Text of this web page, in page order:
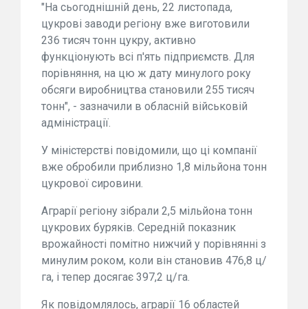
"На сьогоднішній день, 22 листопада,
цукрові заводи регіону вже виготовили
236 тисяч тонн цукру, активно
функціонують всі п'ять підприємств. Для
порівняння, на цю ж дату минулого року
обсяги виробництва становили 255 тисяч
тонн", - зазначили в обласній військовій
адміністрації.
У міністерстві повідомили, що ці компанії
вже обробили приблизно 1,8 мільйона тонн
цукрової сировини.
Аграрії регіону зібрали 2,5 мільйона тонн
цукрових буряків. Середній показник
врожайності помітно нижчий у порівнянні з
минулим роком, коли він становив 476,8 ц/
га, і тепер досягає 397,2 ц/га.
Як повідомлялось, аграрії 16 областей